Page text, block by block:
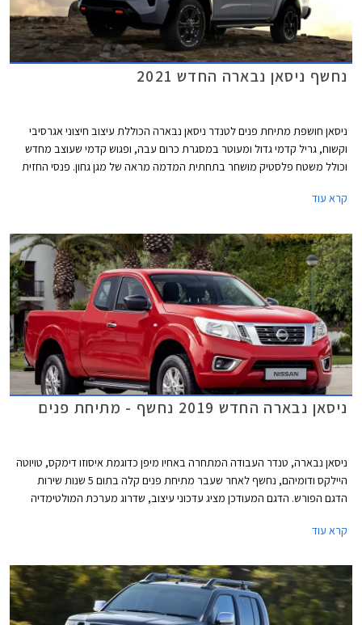
נחשף ניסאן נבארה החדש 2021
ניסאן חושפת מתיחת פנים לטנדר ניסאן נבארה הכוללת עיצוב חיצוני אגרסיבי
וקשוח, גריל קדמי גדול ומעוטר במסגרת כרום עבה, ופגוש קדמי שעוצב מחדש
וכולל משטח פלסטיק מושחר בתחתית המדמה מראה של מגן גחון. פנסי החזית
בולטים בתי הגלגלים הגדולים ומעליהם קו מותניים תפוח המדגיש את המראה
שקוע ובו הטבעת שם הדגם.
קרא עוד
ניסאן נבארה החדש 2019 נחשף - מתיחת פנים
ניסאן נבארה, טנדר העבודה המתחרה באחיו מיפן כדוגמת איסוזו דימקס, טויוטה
היילקס ודומיהם, נחשף לאחר שעבר מתיחת פנים קלה בתום 5 שנות שירות
הדגם הפורש. הדגם המעודכן מציג עדכוני עיצוב, שדרוג מערכת המולטימדיה
בדצמבר 2021.
קרא עוד